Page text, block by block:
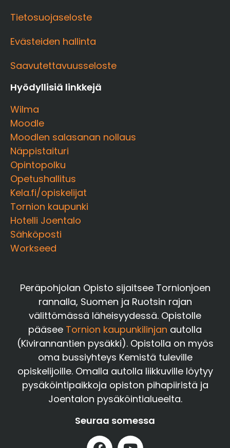
Tietosuojaseloste
Evästeiden hallinta
Saavutettavuusseloste
Hyödyllisiä linkkejä
Wilma
Moodle
Moodlen salasanan nollaus
Näppistaituri
Opintopolku
Opetushallitus
Kela.fi/opiskelijat
Tornion kaupunki
Hotelli Joentalo
Sähköposti
Workseed
Peräpohjolan Opisto sijaitsee Tornionjoen
rannalla, Suomen ja Ruotsin rajan
välittömässä läheisyydessä. Opistolle
pääsee Tornion kaupunkilinjan autolla
(Kivirannantien pysäkki). Opistolla on myös
oma bussiyhteys Kemistä tuleville
opiskelijoille. Omalla autolla liikkuville löytyy
pysäköintipaikkoja opiston pihapiiristä ja
Joentalon pysäköintialueelta.
Seuraa somessa